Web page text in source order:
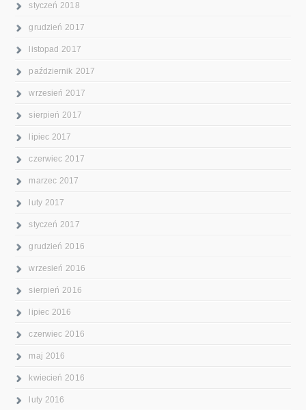
styczeń 2018
grudzień 2017
listopad 2017
październik 2017
wrzesień 2017
sierpień 2017
lipiec 2017
czerwiec 2017
marzec 2017
luty 2017
styczeń 2017
grudzień 2016
wrzesień 2016
sierpień 2016
lipiec 2016
czerwiec 2016
maj 2016
kwiecień 2016
luty 2016